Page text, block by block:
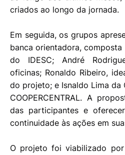
criados ao longo da jornada.
Em seguida, os grupos
banca orientadora,
do IDESC; André
oficinas; Ronaldo Ribeiro,
do projeto; e Isnaldo Lima da
COOPERCENTRAL. A
das participantes e
continuidade às ações em
O projeto foi viabilizado